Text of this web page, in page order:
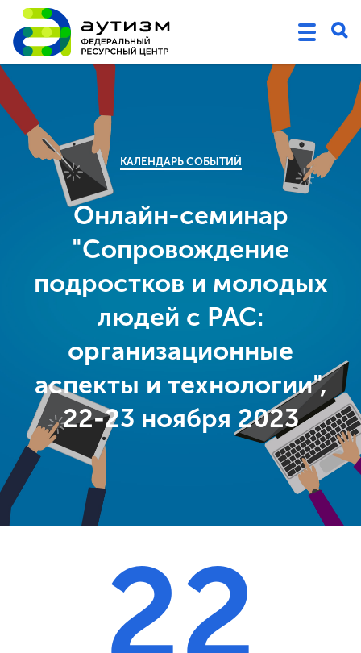
КАЛЕНДАРЬ СОБЫТИЙ
Онлайн-семинар
"Сопровождение
подростков и молодых
людей с РАС:
организационные
аспекты и технологии",
22-23 ноября 2023
22